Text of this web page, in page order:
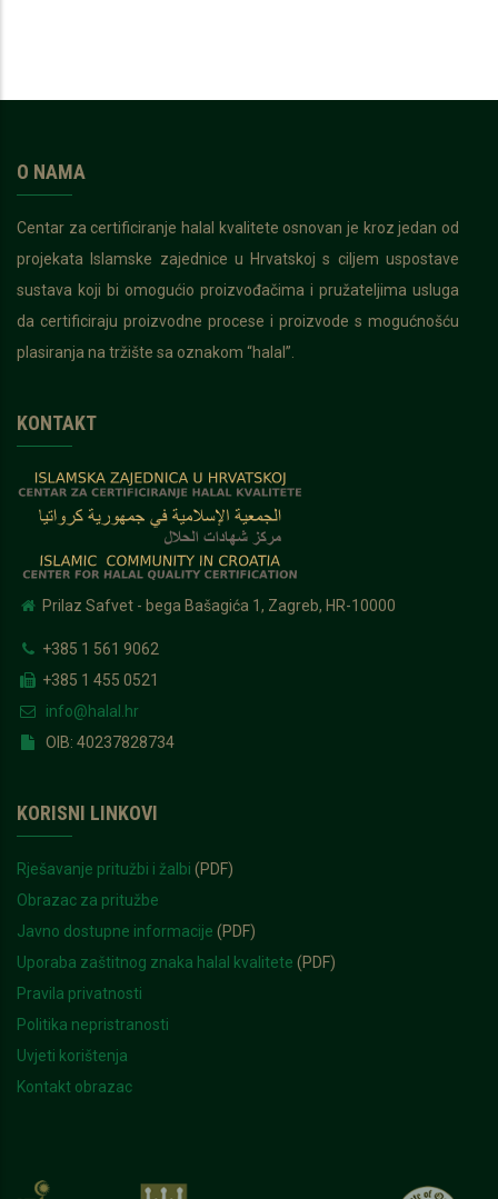
O NAMA
Centar za certificiranje halal kvalitete osnovan je kroz jedan od
projekata Islamske zajednice u Hrvatskoj s ciljem uspostave
sustava koji bi omogućio proizvođačima i pružateljima usluga
da certificiraju proizvodne procese i proizvode s mogućnošću
plasiranja na tržište sa oznakom “halal”.
KONTAKT
Prilaz Safvet - bega Bašagića 1, Zagreb, HR-10000
+385 1 561 9062
+385 1 455 0521
info@halal.hr
OIB: 40237828734
KORISNI LINKOVI
Rješavanje pritužbi i žalbi (PDF)
Obrazac za pritužbe
Javno dostupne informacije (PDF)
Uporaba zaštitnog znaka halal kvalitete (PDF)
Pravila privatnosti
Politika nepristranosti
Uvjeti korištenja
Kontakt obrazac